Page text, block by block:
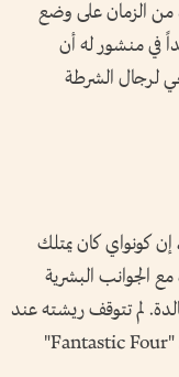
الزمان على وضع
في منشور له أن
لرجال الشرطة
كونواي كان يمتلك
مع الجوانب البشرية
لم تتوقف ريشته عند
سبايدر مان، بل كتب لأهم عناوين مارفل مثل "Fantastic Four"